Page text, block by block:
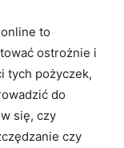
to
ostrożnie i
tych pożyczek,
do
się, czy
czy